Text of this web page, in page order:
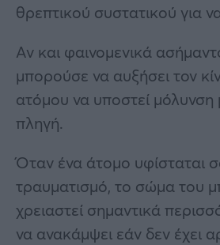
θρεπτικού συστατικού για
Αν και φαινομενικά
μπορούσε να αυξήσει τον
ατόμου να υποστεί μόλυνση
πληγή.
Όταν ένα άτομο υφίσταται
τραυματισμό, το σώμα του
χρειαστεί σημαντικά
να ανακάμψει εάν δεν έχει